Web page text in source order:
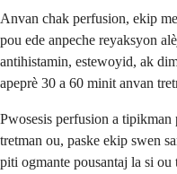
Anvan chak perfusion, ekip
pou ede anpeche reyaksyon
antihistamin, estewoyid, ak
apeprè 30 a 60 minit anvan
Pwosesis perfusion a
tretman ou, paske ekip swen
piti ogmante pousantaj la si